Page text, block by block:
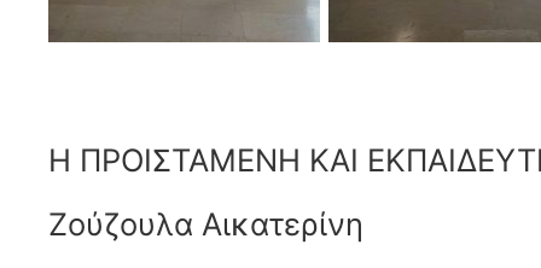
Η ΠΡΟΙΣΤΑΜΕΝΗ ΚΑΙ
Ζούζουλα Αικατερίνη